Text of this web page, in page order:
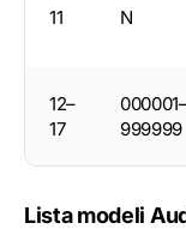
11 N
12–
17
999999
Lista modeli